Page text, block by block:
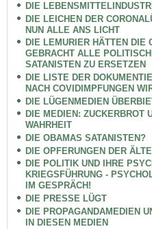
DIE
DIE LEICHEN DER
NUN ALLE ANS LICHT
DIE LEMURIER HÄTTEN DIE
GEBRACHT ALLE
SATANISTEN ZU ERSETZEN
DIE LISTE DER
NACH COVIDIMPFUNGEN
DIE LÜGENMEDIEN
DIE MEDIEN: ZUCKERBROT
WAHRHEIT
DIE OBAMAS SATANISTEN?
DIE OPFERUNGEN DER
DIE POLITIK UND IHRE
KRIEGSFÜHRUNG -
IM GESPRÄCH!
DIE PRESSE LÜGT
DIE PROPAGANDAMEDIEN
IN DIESEN MEDIEN